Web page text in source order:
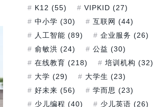
K12 (55) VIPKID (27)
中小学 (30) 互联网 (44)
人工智能 (89) 企业服务 (26)
俞敏洪 (24) 公益 (30)
在线教育 (218) 培训机构 (32)
大学 (29) 大学生 (23)
好未来 (56) 学而思 (23)
少儿编程 (40) 少儿英语 (26)